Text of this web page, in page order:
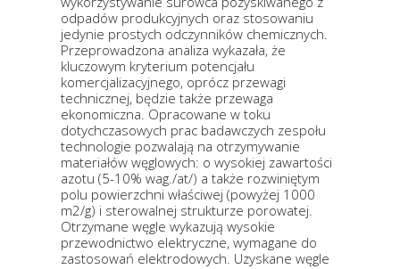
odpadów produkcyjnych oraz stosowaniu
jedynie prostych odczynników chemicznych.
Przeprowadzona analiza wykazała, że
kluczowym kryterium potencjału
komercjalizacyjnego, oprócz przewagi
technicznej, będzie także przewaga
ekonomiczna. Opracowane w toku
dotychczasowych prac badawczych zespołu
technologie pozwalają na otrzymywanie
materiałów węglowych: o wysokiej zawartości
azotu (5-10% wag./at/) a także rozwiniętym
polu powierzchni właściwej (powyżej 1000
m2/g) i sterowalnej strukturze porowatej.
Otrzymane węgle wykazują wysokie
przewodnictwo elektryczne, wymagane do
zastosowań elektrodowych. Uzyskane węgle